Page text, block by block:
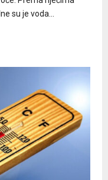
su je voda...